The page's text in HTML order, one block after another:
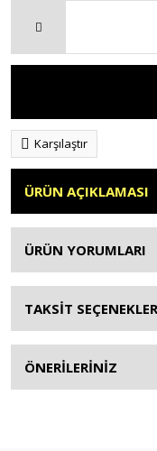
Karşılaştır
ÜRÜN AÇIKLAMASI
ÜRÜN YORUMLARI
TAKSİT
ÖNERİLERİNİZ